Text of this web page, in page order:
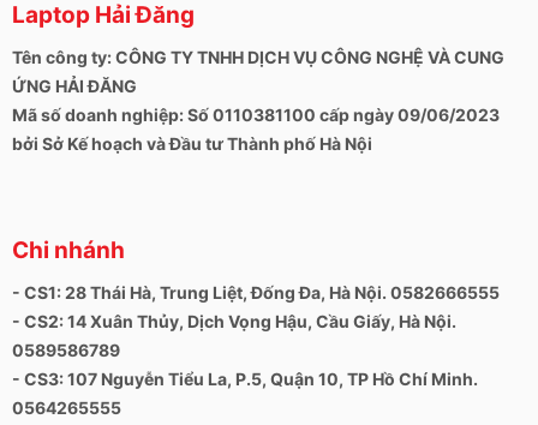
Laptop Hải Đăng
Tên công ty: CÔNG TY TNHH DỊCH VỤ CÔNG NGHỆ VÀ CUNG
ỨNG HẢI ĐĂNG
Mã số doanh nghiệp: Số 0110381100 cấp ngày 09/06/2023
bởi Sở Kế hoạch và Đầu tư Thành phố Hà Nội
Chi nhánh
- CS1: 28 Thái Hà, Trung Liệt, Đống Đa, Hà Nội. 0582666555
- CS2: 14 Xuân Thủy, Dịch Vọng Hậu, Cầu Giấy, Hà Nội.
0589586789
- CS3: 107 Nguyễn Tiểu La, P.5, Quận 10, TP Hồ Chí Minh.
0564265555